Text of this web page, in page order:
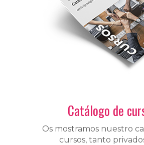
Catálogo de
Os mostramos nuestro
cursos, tanto